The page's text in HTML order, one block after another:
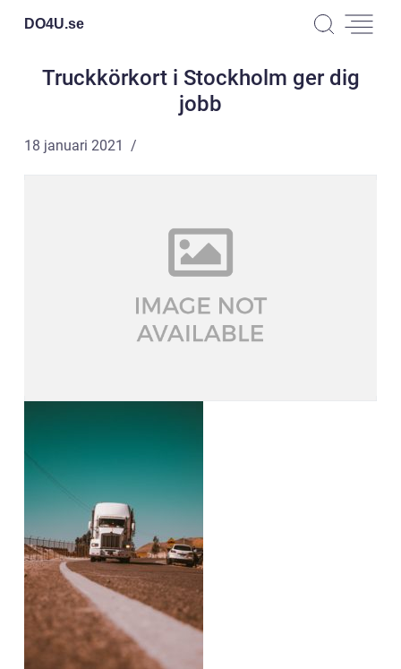
DO4U.se
Truckkörkort i Stockholm ger dig
jobb
18 januari 2021